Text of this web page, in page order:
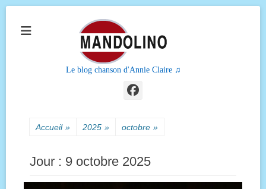
Le blog chanson d'Annie Claire ♫
Facebook
Accueil » 2025 » octobre »
Jour : 9 octobre 2025